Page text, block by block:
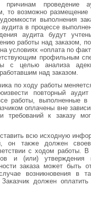
причинам проведение
то возможно
выполнения
в процессе
аудита будут
работы над заказом,
условиях «оплата по
профильным
с целью анализа
над заказом.
по ходу работы
повторный
работы, выполненные в
оплачены вне
требований к заказу
всю исходную
он также должен
с ходом работы.
и (или) утверждения
заказа может
возникновения в
Заказчик должен